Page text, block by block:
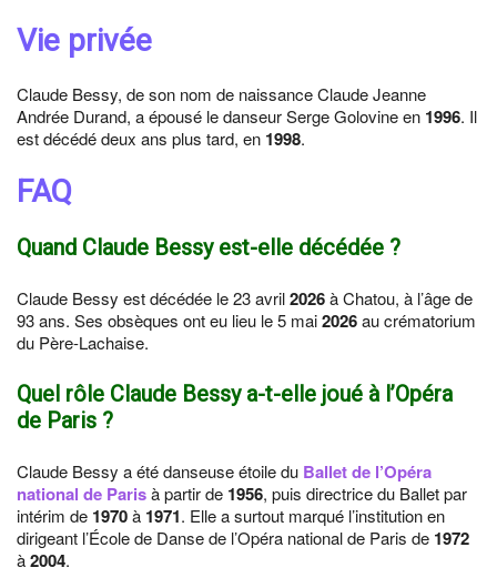
Vie privée
Claude Bessy, de son nom de naissance Claude Jeanne
Andrée Durand, a épousé le danseur Serge Golovine en 1996. Il
est décédé deux ans plus tard, en 1998.
FAQ
Quand Claude Bessy est-elle décédée ?
Claude Bessy est décédée le 23 avril2026à Chatou, à l’âge de
93 ans. Ses obsèques ont eu lieu le 5 mai2026au crématorium
du Père-Lachaise.
Quel rôle Claude Bessy a-t-elle joué à l’Opéra
de Paris ?
Claude Bessy a été danseuse étoile du Ballet de l’Opéra
national de Parisà partir de 1956, puis directrice du Ballet par
intérim de 1970à 1971. Elle a surtout marqué l’institution en
dirigeant l’École de Danse de l’Opéra national de Paris de 1972
à2004.